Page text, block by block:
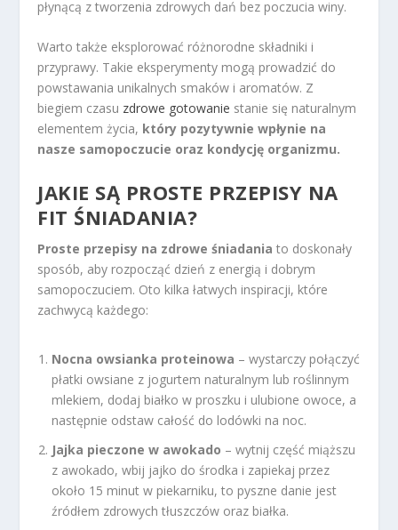
płynącą z tworzenia zdrowych dań bez poczucia winy.
Warto także eksplorować różnorodne składniki i
przyprawy. Takie eksperymenty mogą prowadzić do
powstawania unikalnych smaków i aromatów. Z
biegiem czasu zdrowe gotowanie stanie się naturalnym
elementem życia, który pozytywnie wpłynie na
nasze samopoczucie oraz kondycję organizmu.
JAKIE SĄ PROSTE PRZEPISY NA
FIT ŚNIADANIA?
Proste przepisy na zdrowe śniadania to doskonały
sposób, aby rozpocząć dzień z energią i dobrym
samopoczuciem. Oto kilka łatwych inspiracji, które
zachwycą każdego:
Nocna owsianka proteinowa – wystarczy połączyć
płatki owsiane z jogurtem naturalnym lub roślinnym
mlekiem, dodaj białko w proszku i ulubione owoce, a
następnie odstaw całość do lodówki na noc.
Jajka pieczone w awokado – wytnij część miąższu
z awokado, wbij jajko do środka i zapiekaj przez
około 15 minut w piekarniku, to pyszne danie jest
źródłem zdrowych tłuszczów oraz białka.